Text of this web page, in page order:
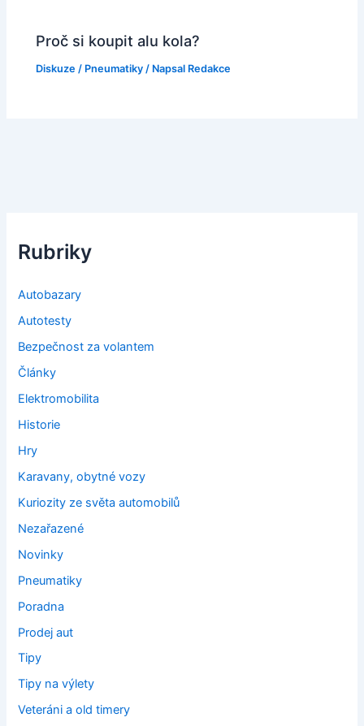
Proč si koupit alu kola?
Diskuze / Pneumatiky / Napsal Redakce
Rubriky
Autobazary
Autotesty
Bezpečnost za volantem
Články
Elektromobilita
Historie
Hry
Karavany, obytné vozy
Kuriozity ze světa automobilů
Nezařazené
Novinky
Pneumatiky
Poradna
Prodej aut
Tipy
Tipy na výlety
Veteráni a old timery